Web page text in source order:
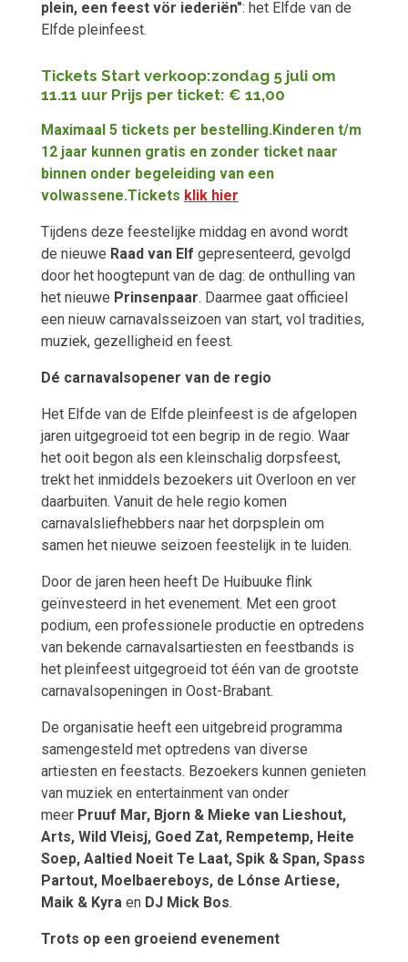
plein, een feest vör iederiën": het Elfde van de
Elfde pleinfeest.
Tickets Start verkoop:zondag 5 juli om
11.11 uur Prijs per ticket: € 11,00
Maximaal 5 tickets per bestelling.Kinderen t/m
12 jaar kunnen gratis en zonder ticket naar
binnen onder begeleiding van een
volwassene.Tickets klik hier
Tijdens deze feestelijke middag en avond wordt
de nieuwe Raad van Elf gepresenteerd, gevolgd
door het hoogtepunt van de dag: de onthulling van
het nieuwe Prinsenpaar. Daarmee gaat officieel
een nieuw carnavalsseizoen van start, vol tradities,
muziek, gezelligheid en feest.
Dé carnavalsopener van de regio
Het Elfde van de Elfde pleinfeest is de afgelopen
jaren uitgegroeid tot een begrip in de regio. Waar
het ooit begon als een kleinschalig dorpsfeest,
trekt het inmiddels bezoekers uit Overloon en ver
daarbuiten. Vanuit de hele regio komen
carnavalsliefhebbers naar het dorpsplein om
samen het nieuwe seizoen feestelijk in te luiden.
Door de jaren heen heeft De Huibuuke flink
geïnvesteerd in het evenement. Met een groot
podium, een professionele productie en optredens
van bekende carnavalsartiesten en feestbands is
het pleinfeest uitgegroeid tot één van de grootste
carnavalsopeningen in Oost-Brabant.
De organisatie heeft een uitgebreid programma
samengesteld met optredens van diverse
artiesten en feestacts. Bezoekers kunnen genieten
van muziek en entertainment van onder
meer Pruuf Mar, Bjorn & Mieke van Lieshout,
Arts, Wild Vleisj, Goed Zat, Rempetemp, Heite
Soep, Aaltied Noeit Te Laat, Spik & Span, Spass
Partout, Moelbaereboys, de Lónse Artiese,
Maik & Kyraen DJ Mick Bos.
Trots op een groeiend evenement